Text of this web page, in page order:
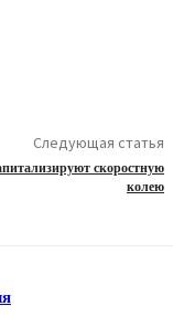
Следующая статья
скоростную
колею